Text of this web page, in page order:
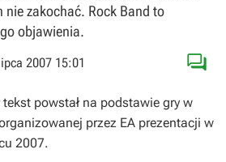
nie zakochać. Rock Band to
objawienia.
2007 15:01 
tekst powstał na podstawie gry w
przez EA prezentacji w
2007.